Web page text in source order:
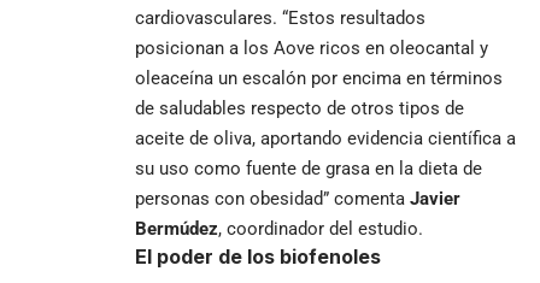
cardiovasculares. “Estos resultados
posicionan a los Aove ricos en oleocantal y
oleaceína un escalón por encima en términos
de saludables respecto de otros tipos de
aceite de oliva, aportando evidencia científica a
su uso como fuente de grasa en la dieta de
personas con obesidad” comenta Javier
Bermúdez, coordinador del estudio.
El poder de los biofenoles